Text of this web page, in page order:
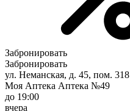
Забронировать
Забронировать
ул. Неманская, д. 45, пом. 318
Моя Аптека Аптека №49
до 19:00
вчера